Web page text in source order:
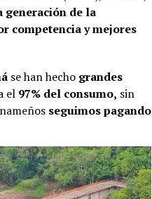
generación de la
competencia y mejores
se han hecho grandes
el 97% del consumo, sin
seguimos pagando